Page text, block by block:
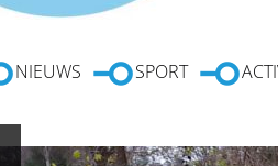
NIEUWS SPORT